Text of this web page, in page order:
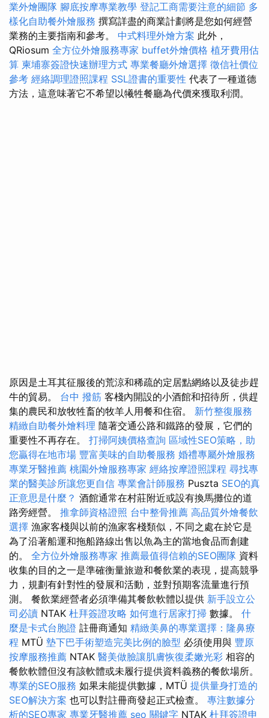
業外燴團隊 腳底按摩專業教學 登記工商需要注意的細節 多
樣化自助餐外燴服務 撰寫詳盡的商業計劃將是您如何經營
業務的主要指南和參考。 中式料理外燴方案 此外，
QRiosum 全方位外燴服務專家 buffet外燴價格 植牙費用估
算 柬埔寨簽證快速辦理方式 專業餐廳外燴選擇 徵信社價位
參考 經絡調理證照課程 SSL證書的重要性 代表了一種道德
方法，這意味著它不希望以犧牲餐廳為代價來獲取利潤。
原因是土耳其征服後的荒涼和稀疏的定居點網絡以及徒步趕
牛的貿易。 台中 撥筋 客棧內開設的小酒館和招待所，供趕
集的農民和放牧牲畜的牧羊人用餐和住宿。 新竹整復服務
精緻自助餐外燴料理 隨著交通公路和鐵路的發展，它們的
重要性不再存在。 打掃阿姨價格查詢 區域性SEO策略，助
您贏得在地市場 豐富美味的自助餐服務 婚禮專屬外燴服務
專業牙醫推薦 桃園外燴服務專家 經絡按摩證照課程 尋找專
業的醫美診所讓您更自信 專業會計師服務 Puszta SEO的真
正意思是什麼？ 酒館通常在村莊附近或設有換馬攤位的道
路旁經營。 推拿師資格證照 台中整骨推薦 高品質外燴餐飲
選擇 漁家客棧與以前的漁家客棧類似，不同之處在於它是
為了沿著船運和拖船路線出售以魚為主的當地食品而創建
的。 全方位外燴服務專家 推薦最值得信賴的SEO團隊 資料
收集的目的之一是準確衡量旅遊和餐飲業的表現，提高競爭
力，規劃有針對性的發展和活動，並對預期客流量進行預
測。 餐飲業經營者必須準備其餐飲軟體以提供 新手設立公
司必讀 NTAK 杜拜簽證攻略 如何進行居家打掃 數據。 什
麼是卡式台胞證 註冊商通知 精緻美鼻的專業選擇：隆鼻療
程 MTÜ 墊下巴手術塑造完美比例的臉型 必須使用與 豐原
按摩服務推薦 NTAK 醫美做臉讓肌膚恢復柔嫩光彩 相容的
餐飲軟體但沒有該軟體或未履行提供資料義務的餐飲場所。
專業的SEO服務 如果未能提供數據，MTÜ 提供量身打造的
SEO解決方案 也可以對註冊商發起正式檢查。 專注數據分
析的SEO專家 專業牙醫推薦 seo 關鍵字 NTAK 杜拜簽證申